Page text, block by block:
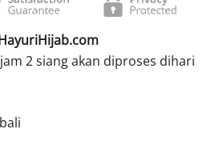
2 siang akan diproses dihari